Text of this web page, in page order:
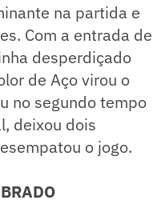
na partida e
Com a entrada de
desperdiçado
de Aço virou o
no segundo tempo
deixou dois
o jogo.